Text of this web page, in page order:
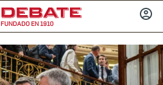
FUNDADO EN 1910